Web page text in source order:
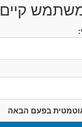
קיים
בפעם הבאה